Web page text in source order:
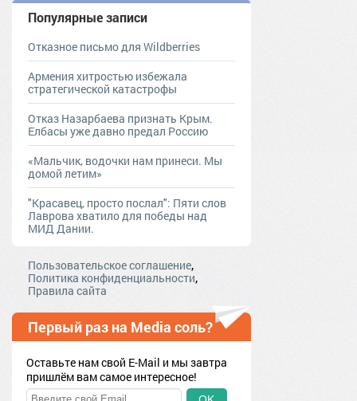
Популярные записи
Отказное письмо для Wildberries
Армения хитростью избежала
стратегической катастрофы
Отказ Назарбаева признать Крым.
Елбасы уже давно предал Россию
«Мальчик, водочки нам принеси. Мы
домой летим»
"Красавец, просто послал": Пяти слов
Лаврова хватило для победы над
МИД Дании.
Пользовательское соглашение,
Политика конфиденциальности,
Правила сайта
Первый раз на Media соль?
Оставьте нам свой E-Mail и мы завтра
пришлём вам самое интересное!